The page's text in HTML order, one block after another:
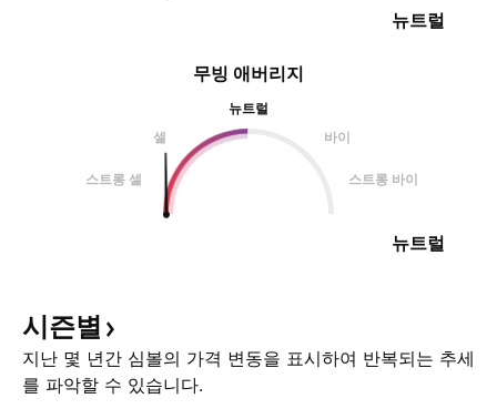
뉴트럴
무빙 애버리지
뉴트럴
셀
바이
스트롱 셀 스트롱 바이
뉴트럴
시즌별
지난 몇 년간 심볼의 가격 변동을 표시하여 반복되는 추세
를 파악할 수 있습니다.